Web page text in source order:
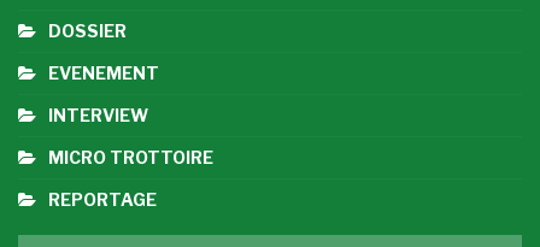
DOSSIER
EVENEMENT
INTERVIEW
MICRO TROTTOIRE
REPORTAGE